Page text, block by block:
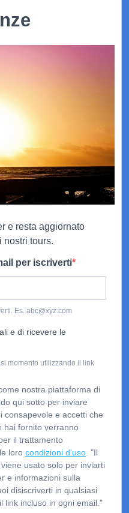
e resta aggiornato
nostri tours.
per iscriverti
Es. abc@xyz.com
e di ricevere le
momento utilizzando il link
nostra piattaforma di
qui sotto per inviare
consapevole e accetti che
hai fornito verranno
il trattamento
loro condizioni d'uso. "Il
usato solo per inviarti
e informazioni sulla
disiscriverti in qualsiasi
link incluso in ogni email."